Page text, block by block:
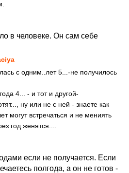
в человеке. Он сам себе
с одним..лет 5...-не получилось
4... - и тот и другой-
ну или не с ней - знаете как
могут встречаться и не мениять
год женятся....
если не получается. Если
полгода, а он не готов -